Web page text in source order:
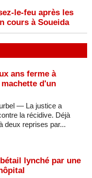
le-feu après les
cours à Soueida
ans ferme à
d'un
— La justice a
la récidive. Déjà
deux reprises par...
lynché par une